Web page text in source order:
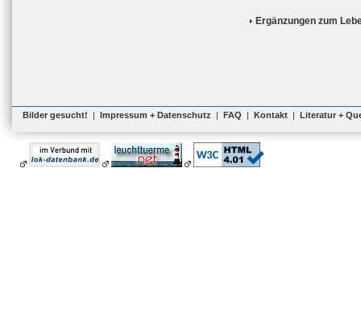
Ergänzungen zum
Bilder gesucht! | Impressum + Datenschutz | FAQ | Kontakt | Literatur +